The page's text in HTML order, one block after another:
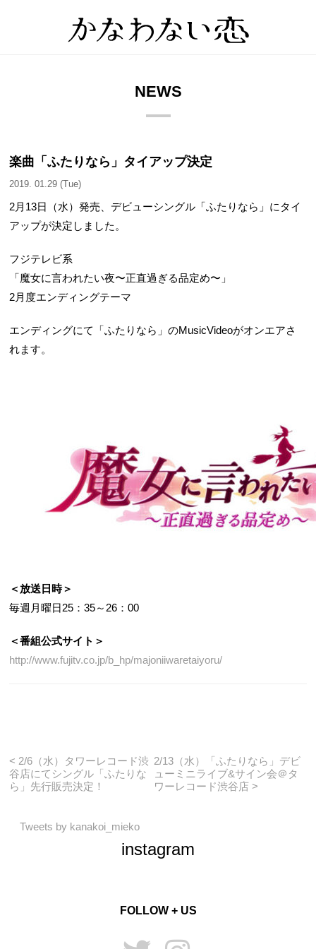
NEWS
楽曲「ふたりなら」タイアップ決定
2019. 01.29 (Tue)
2月13日（水）発売、デビューシングル「ふたりなら」にタイ
アップが決定しました。
フジテレビ系
「魔女に言われたい夜〜正直過ぎる品定め〜」
2月度エンディングテーマ
エンディングにて「ふたりなら」のMusicVideoがオンエアさ
れます。
＜放送日時＞
毎週月曜日25：35～26：00
＜番組公式サイト＞
http://www.fujitv.co.jp/b_hp/majoniiwaretaiyoru/
< 2/6（水）タワーレコード渋
谷店にてシングル「ふたりな
ら」先行販売決定！
2/13（水）「ふたりなら」デビ
ューミニライブ&サイン会＠タ
ワーレコード渋谷店 >
Tweets by kanakoi_mieko
instagram
FOLLOW + US